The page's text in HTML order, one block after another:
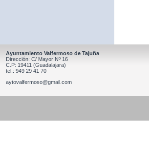
Ayuntamiento Valfermoso de Tajuña
Dirección: C/ Mayor Nº 16
C.P: 19411 (Guadalajara)
tel.: 949 29 41 70
aytovalfermoso@gmail.com